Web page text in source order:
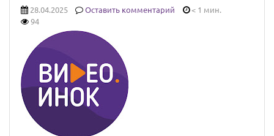
28.04.2025 Оставить комментарий
< 1 мин.
94